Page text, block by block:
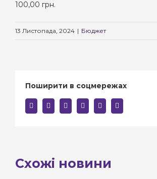
100,00 грн.
13 Листопада, 2024 | Бюджет
Поширити в соцмережах
facebooktwitter linkedin reddit whatsapp
mail:
Схожі новини